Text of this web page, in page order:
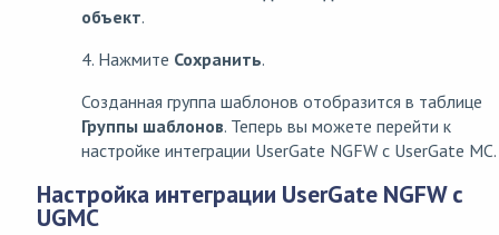
объект.
4. Нажмите Сохранить.
Созданная группа шаблонов отобразится в таблице
Группы шаблонов. Теперь вы можете перейти к
настройке интеграции UserGate NGFW с UserGate MC.
Настройка интеграции UserGate NGFW с
UGMC